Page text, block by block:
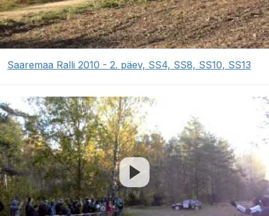
Saaremaa Ralli 2010 - 2. päev, SS4, SS8, SS10, SS13